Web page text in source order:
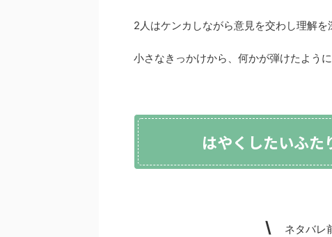
2人はケンカしながら意見を交わし理解を
小さなきっかけから、何かが弾けたよう
はやくしたいふた
\ ネタバレ